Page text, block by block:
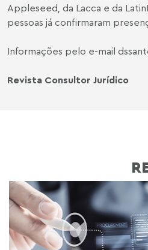
Appleseed, da Lacca e da
pessoas já confirmaram
Informações pelo e-mail
Revista Consultor Jurídico